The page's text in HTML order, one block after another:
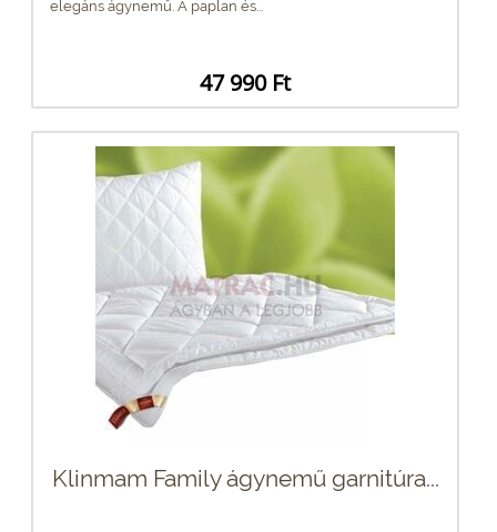
elegáns ágynemű. A paplan és...
47 990 Ft
Klinmam Family ágynemű garnitúra...